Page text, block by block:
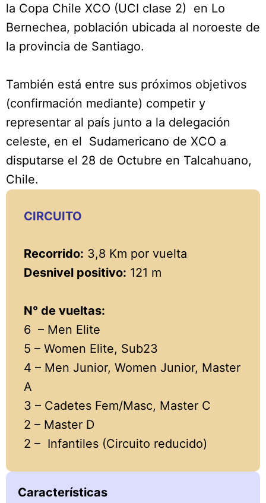
la Copa Chile XCO (UCI clase 2) en Lo
Bernechea, población ubicada al noroeste de
la provincia de Santiago.
También está entre sus próximos objetivos
(confirmación mediante) competir y
representar al país junto a la delegación
celeste, en el Sudamericano de XCO a
disputarse el 28 de Octubre en Talcahuano,
Chile.
CIRCUITO
Recorrido: 3,8 Km por vuelta
Desnivel positivo: 121 m
N° de vueltas:
6 – Men Elite
5 – Women Elite, Sub23
4 – Men Junior, Women Junior, Master
A
3 – Cadetes Fem/Masc, Master C
2 – Master D
2 – Infantiles (Circuito reducido)
Características